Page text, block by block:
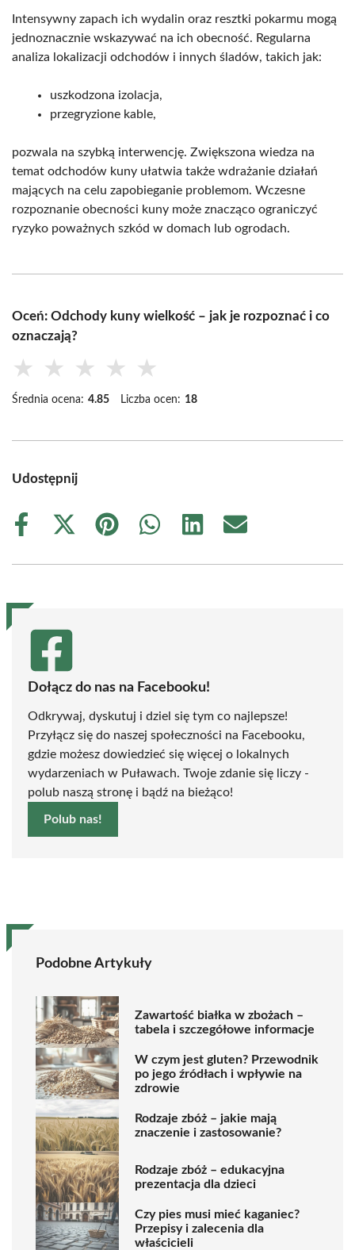
Intensywny zapach ich wydalin oraz resztki pokarmu mogą
jednoznacznie wskazywać na ich obecność. Regularna
analiza lokalizacji odchodów i innych śladów, takich jak:
uszkodzona izolacja,
przegryzione kable,
pozwala na szybką interwencję. Zwiększona wiedza na
temat odchodów kuny ułatwia także wdrażanie działań
mających na celu zapobieganie problemom. Wczesne
rozpoznanie obecności kuny może znacząco ograniczyć
ryzyko poważnych szkód w domach lub ogrodach.
Oceń: Odchody kuny wielkość – jak je rozpoznać i co
oznaczają?
★ ★ ★ ★ ★
Średnia ocena: 4.85 Liczba ocen: 18
Udostępnij
Share
Share
(Twitter)
Share
Share
Share
Share
Dołącz do nas na Facebooku!
Odkrywaj, dyskutuj i dziel się tym co najlepsze!
Przyłącz się do naszej społeczności na Facebooku,
gdzie możesz dowiedzieć się więcej o lokalnych
wydarzeniach w Puławach. Twoje zdanie się liczy -
polub naszą stronę i bądź na bieżąco!
Polub nas!
Podobne Artykuły
Zawartość białka w zbożach –
tabela i szczegółowe informacje
W czym jest gluten? Przewodnik
po jego źródłach i wpływie na
zdrowie
Rodzaje zbóż – jakie mają
znaczenie i zastosowanie?
Rodzaje zbóż – edukacyjna
prezentacja dla dzieci
Czy pies musi mieć kaganiec?
Przepisy i zalecenia dla
właścicieli